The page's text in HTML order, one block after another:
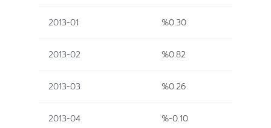
2013-01 %0.30
2013-02 %0.82
2013-03 %0.26
2013-04 %-0.10